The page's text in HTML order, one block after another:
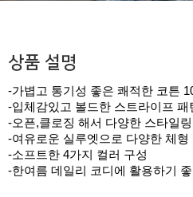
상품 설명
-가볍고 통기성 좋은 쾌적한 코튼
-입체감있고 볼드한 스트라이프 패
-오픈,클로징 해서 다양한 스타일
-여유로운 실루엣으로 다양한 체형
-소프트한 4가지 컬러 구성
-한여름 데일리 코디에 활용하기